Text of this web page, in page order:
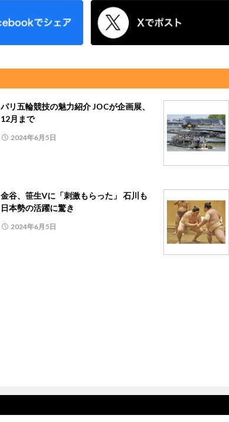
パリ五輪競技の魅力紹介 JOCが企画展、
12月まで
2024年6月5日
金谷、笹生Vに「刺激もらった」 石川も
日本勢の活躍に驚き
2024年6月5日